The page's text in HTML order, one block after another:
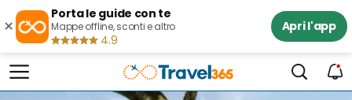
×
Porta le guide con te
Mappe offline, sconti e altro
4.9
Apri l'app